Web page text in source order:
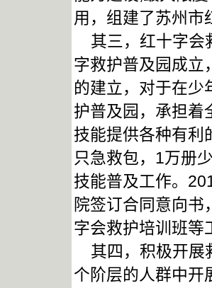
用，组建了苏州市
其三，红十字会
字救护普及园成立
的建立，对于在少
护普及园，承担着
技能提供各种有利
只急救包，1万册
技能普及工作。
院签订合同意向
字会救护培训班等
其四，积极开展
个阶层的人群中开